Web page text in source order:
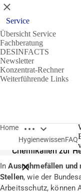
Schließen
Service
Übersicht Service
Fachberatung
DESINFACTS
Newsletter
Konzentrat-Rechner
Weiterführende Links
Home Breadcrumbs
Breadcrumbs
HygienewissenFAQ
Was bedeutet die
Chemikalien zur
InAusnahmefällen und
Stellen, wie der
Arbeitsschutz, können